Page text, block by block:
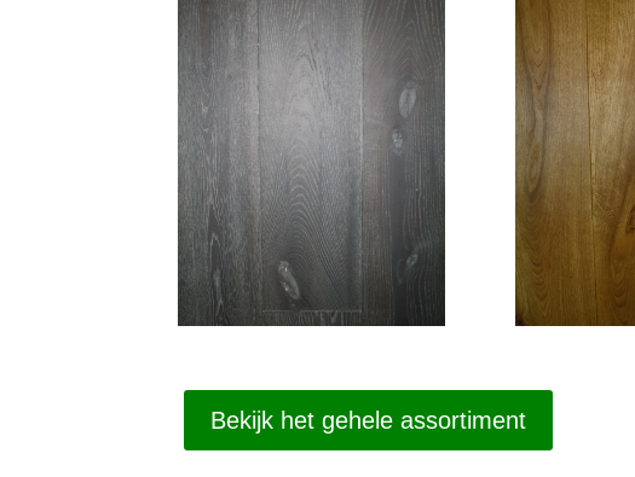
Bekijk het gehele assortiment